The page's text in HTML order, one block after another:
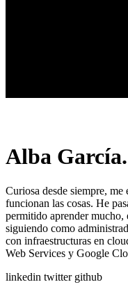
Alba García.
Curiosa desde siempre, me
funcionan las cosas. He
permitido aprender mucho,
siguiendo como
con infraestructuras en
Web Services y Google
linkedin twitter github